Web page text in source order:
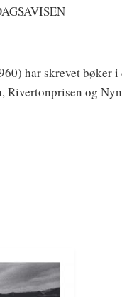
har skrevet bøker
Rivertonprisen og